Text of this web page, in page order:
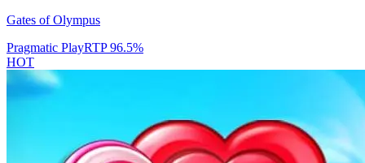
Gates of Olympus
Pragmatic PlayRTP96.5%
HOT